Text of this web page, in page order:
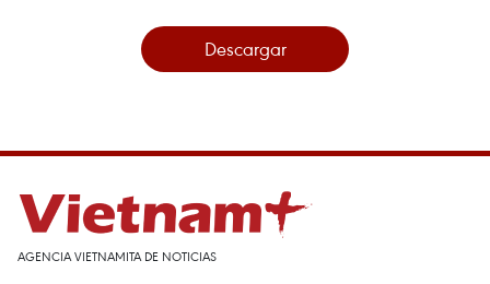
Descargar
AGENCIA VIETNAMITA DE NOTICIAS